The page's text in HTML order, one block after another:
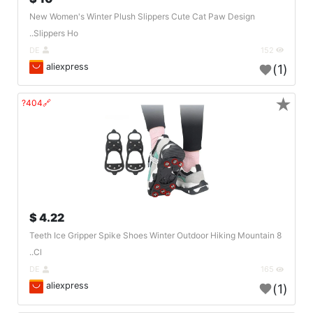
New Women's Winter Plush Slippers Cute Cat Paw Design
Slippers Ho..
aliexpress (1)
🔗404?
4.22 $
8 Teeth Ice Gripper Spike Shoes Winter Outdoor Hiking Mountain
Cl..
aliexpress (1)
★